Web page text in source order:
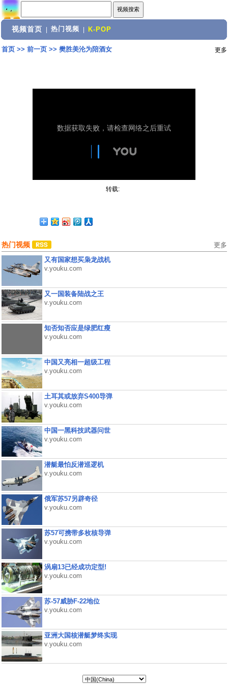
视频首页 热门视频 K-POP
首页>> 前一页>> 樊胜美沦为陪酒女 更多
转载:
热门视频 更多
又有国家想买枭龙战机
v.youku.com
又一国装备陆战之王
v.youku.com
知否知否应是绿肥红瘦
v.youku.com
中国又亮相一超级工程
v.youku.com
土耳其或放弃S400导弹
v.youku.com
中国一黑科技武器问世
v.youku.com
潜艇最怕反潜巡逻机
v.youku.com
俄军苏57另辟奇径
v.youku.com
苏57可携带多枚核导弹
v.youku.com
涡扇13已经成功定型!
v.youku.com
苏-57威胁F-22地位
v.youku.com
亚洲大国核潜艇梦终实现
v.youku.com